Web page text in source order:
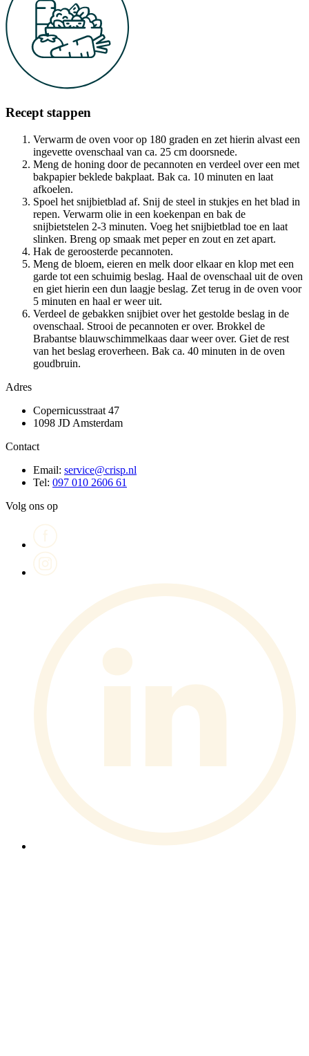
Recept stappen
Verwarm de oven voor op 180 graden en zet hierin alvast een
ingevette ovenschaal van ca. 25 cm doorsnede.
Meng de honing door de pecannoten en verdeel over een met
bakpapier beklede bakplaat. Bak ca. 10 minuten en laat
afkoelen.
Spoel het snijbietblad af. Snij de steel in stukjes en het blad in
repen. Verwarm olie in een koekenpan en bak de
snijbietstelen 2-3 minuten. Voeg het snijbietblad toe en laat
slinken. Breng op smaak met peper en zout en zet apart.
Hak de geroosterde pecannoten.
Meng de bloem, eieren en melk door elkaar en klop met een
garde tot een schuimig beslag. Haal de ovenschaal uit de oven
en giet hierin een dun laagje beslag. Zet terug in de oven voor
5 minuten en haal er weer uit.
Verdeel de gebakken snijbiet over het gestolde beslag in de
ovenschaal. Strooi de pecannoten er over. Brokkel de
Brabantse blauwschimmelkaas daar weer over. Giet de rest
van het beslag eroverheen. Bak ca. 40 minuten in de oven
goudbruin.
Adres
Copernicusstraat 47
1098 JD Amsterdam
Contact
Email: service@crisp.nl
Tel: 097 010 2606 61
Volg ons op